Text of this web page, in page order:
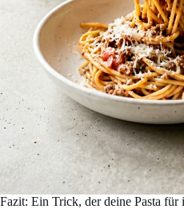
Fazit: Ein Trick, der deine Pasta für